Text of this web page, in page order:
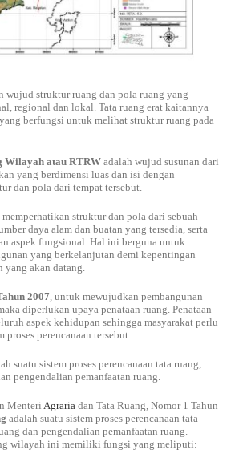
wujud struktur ruang dan pola ruang yang
regional dan lokal. Tata ruang erat kaitannya
yang berfungsi untuk melihat struktur ruang pada
Wilayah atau RTRW adalah wujud susunan dari
yang berdimensi luas dan isi dengan
dan pola dari tempat tersebut.
struktur dan pola dari sebuah
daya alam dan buatan yang tersedia, serta
aspek fungsional. Hal ini berguna untuk
yang berkelanjutan demi kepentingan
yang akan datang.
2007, untuk mewujudkan pembangunan
diperlukan upaya penataan ruang. Penataan
aspek kehidupan sehingga masyarakat perlu
proses perencanaan tersebut.
suatu sistem proses perencanaan tata ruang,
pengendalian pemanfaatan ruang.
Menteri Agraria dan Tata Ruang, Nomor 1 Tahun
adalah suatu sistem proses perencanaan tata
dan pengendalian pemanfaatan ruang.
wilayah ini memiliki fungsi yang meliputi: